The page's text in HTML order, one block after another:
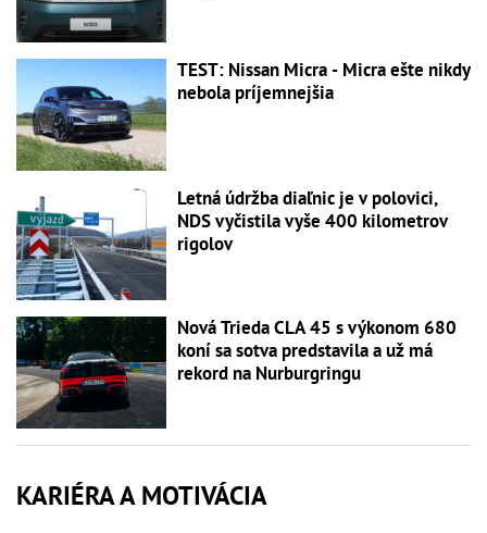
TEST: Nissan Micra - Micra ešte nikdy
nebola príjemnejšia
Letná údržba diaľnic je v polovici,
NDS vyčistila vyše 400 kilometrov
rigolov
Nová Trieda CLA 45 s výkonom 680
koní sa sotva predstavila a už má
rekord na Nurburgringu
KARIÉRA A MOTIVÁCIA